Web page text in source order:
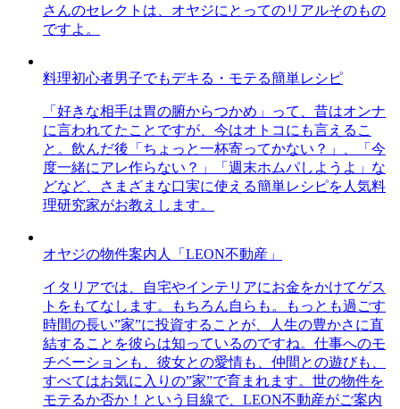
さんのセレクトは、オヤジにとってのリアルそのもの
ですよ。
料理初心者男子でもデキる・モテる簡単レシピ
「好きな相手は胃の腑からつかめ」って、昔はオンナ
に言われてたことですが、今はオトコにも言えるこ
と。飲んだ後「ちょっと一杯寄ってかない？」、「今
度一緒にアレ作らない？」「週末ホムパしようよ」な
どなど、さまざまな口実に使える簡単レシピを人気料
理研究家がお教えします。
オヤジの物件案内人「LEON不動産」
イタリアでは、自宅やインテリアにお金をかけてゲス
トをもてなします。もちろん自らも。もっとも過ごす
時間の長い”家”に投資することが、人生の豊かさに直
結することを彼らは知っているのですね。仕事へのモ
チベーションも、彼女との愛情も、仲間との遊びも、
すべてはお気に入りの”家”で育まれます。世の物件を
モテるか否か！という目線で、LEON不動産がご案内